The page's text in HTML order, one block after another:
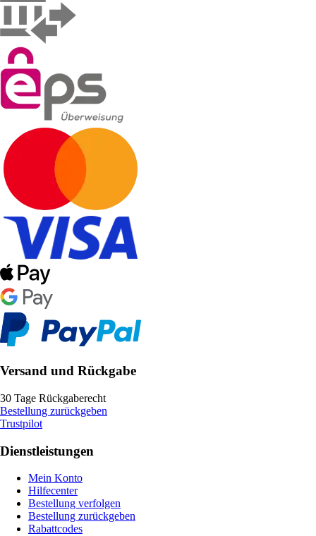
Versand und Rückgabe
30 Tage Rückgaberecht
Bestellung zurückgeben
Trustpilot
Dienstleistungen
Mein Konto
Hilfecenter
Bestellung verfolgen
Bestellung zurückgeben
Rabattcodes